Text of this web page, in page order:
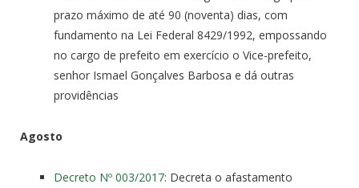
prazo máximo de até 90 (noventa) dias, com
fundamento na Lei Federal 8429/1992, empossando
no cargo de prefeito em exercício o Vice-prefeito,
senhor Ismael Gonçalves Barbosa e dá outras
providências
Agosto
Decreto Nº 003/2017: Decreta o afastamento